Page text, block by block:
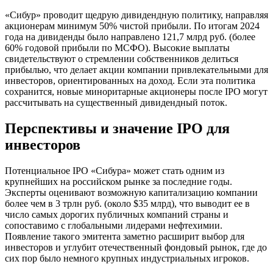
«Сибур» проводит щедрую дивидендную политику, направляя
акционерам минимум 50% чистой прибыли. По итогам 2024
года на дивиденды было направлено 121,7 млрд руб. (более
60% годовой прибыли по МСФО). Высокие выплаты
свидетельствуют о стремлении собственников делиться
прибылью, что делает акции компании привлекательными для
инвесторов, ориентированных на доход. Если эта политика
сохранится, новые миноритарные акционеры после IPO могут
рассчитывать на существенный дивидендный поток.
Перспективы и значение IPO для
инвесторов
Потенциальное IPO «Сибура» может стать одним из
крупнейших на российском рынке за последние годы.
Эксперты оценивают возможную капитализацию компании
более чем в 3 трлн руб. (около $35 млрд), что выводит ее в
число самых дорогих публичных компаний страны и
сопоставимо с глобальными лидерами нефтехимии.
Появление такого эмитента заметно расширит выбор для
инвесторов и углубит отечественный фондовый рынок, где до
сих пор было немного крупных индустриальных игроков.